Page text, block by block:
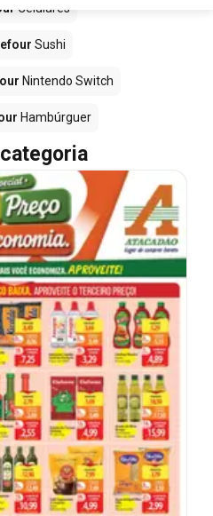
Celulares
Sushi
Nintendo Switch
Hambúrguer